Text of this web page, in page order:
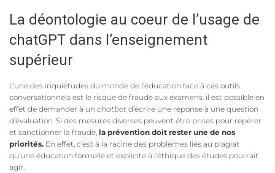
La déontologie au coeur de l’usage de
chatGPT dans l’enseignement
supérieur
L’une des inquiétudes du monde de l’éducation face à ces outils
conversationnels est le risque de fraude aux examens. il est possible en
effet de demander à un chatbot d’écrire une réponse à une question
d’évaluation. Si des mesures diverses peuvent être prises pour repérer
et sanctionner la fraude, la prévention doit rester une de nos
priorités. En effet, c’est à la racine des problèmes liés au plagiat
qu’une éducation formelle et explicite à l’éthique des études pourrait
agir.